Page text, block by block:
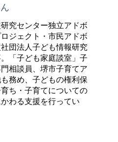
究センター独立アドボ
ジェクト・市民アドボ
団法人子ども情報研究
「子ども家庭談室」子
相談員、堺市子育てア
も務め、子どもの権利保
ち・子育てについての
わる支援を行ってい